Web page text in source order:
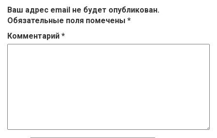
Ваш адрес email не будет опубликован.
Обязательные поля помечены *
Комментарий *